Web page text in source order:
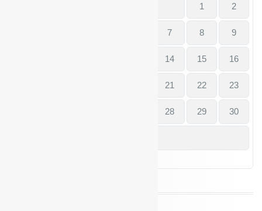
1 2
7 8 9
14 15 16
21 22 23
28 29 30